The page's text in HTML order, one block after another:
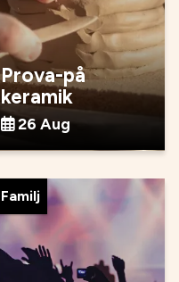
Prova-på
keramik
26 Aug
Familj